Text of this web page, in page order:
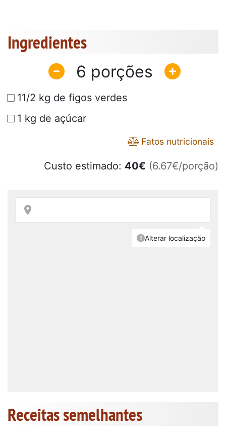
Ingredientes
6
11/2 kg de figos verdes
1 kg de açúcar
Fatos nutricionais
Custo estimado: 40€ (6.67€/porção)
Receitas semelhantes